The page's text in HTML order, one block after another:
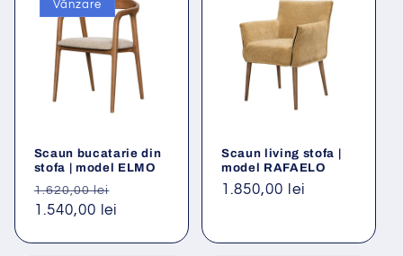
Vânzare
Scaun bucatarie din
stofa | model ELMO
Preț
obișnuit
1.620,00 lei
1.540,00 lei
Scaun living stofa |
model RAFAELO
Preț
1.850,00 lei